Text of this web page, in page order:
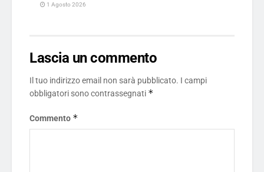
1 Agosto 2026
Lascia un commento
Il tuo indirizzo email non sarà pubblicato. I campi
obbligatori sono contrassegnati *
Commento *